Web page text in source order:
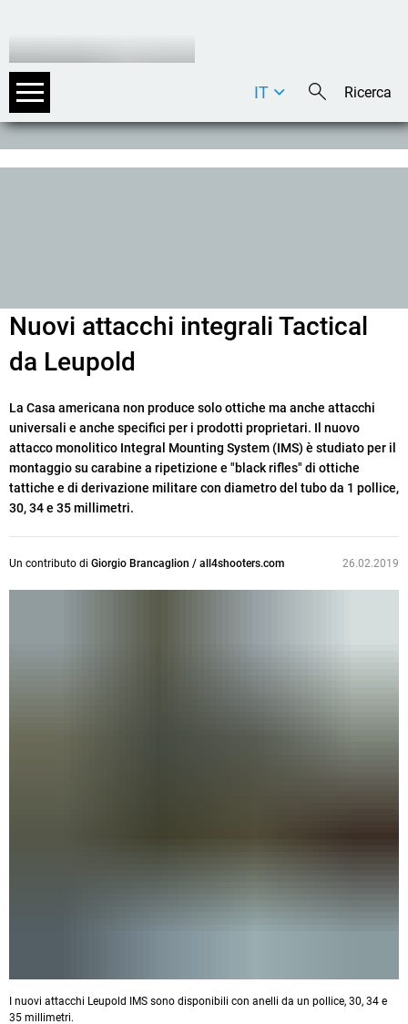
DE
IT
Nuovi attacchi integrali Tactical
da Leupold
La Casa americana non produce solo ottiche ma anche attacchi
universali e anche specifici per i prodotti proprietari. Il nuovo
attacco monolitico Integral Mounting System (IMS) è studiato per il
montaggio su carabine a ripetizione e "black rifles" di ottiche
tattiche e di derivazione militare con diametro del tubo da 1 pollice,
30, 34 e 35 millimetri.
Un contributo di Giorgio Brancaglion / all4shooters.com 26.02.2019
I nuovi attacchi Leupold IMS sono disponibili con anelli da un pollice, 30, 34 e
35 millimetri.